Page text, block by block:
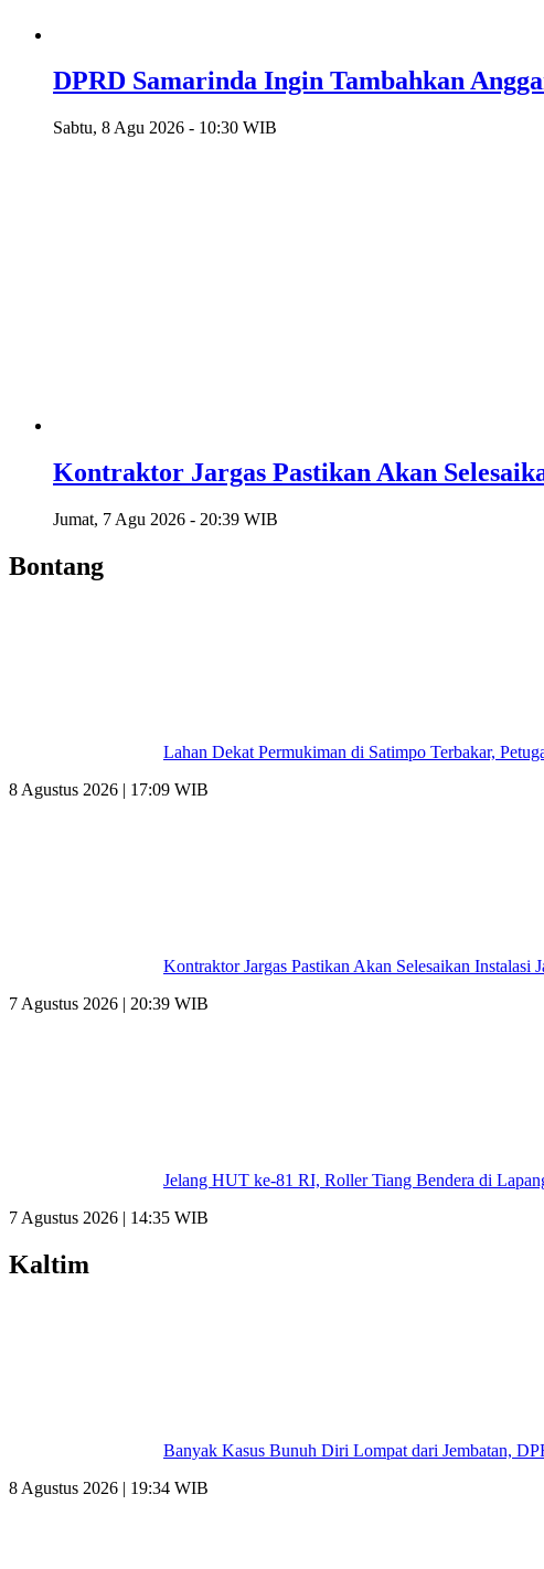
DPRD Samarinda Ingin Tambahkan
Sabtu, 8 Agu 2026 - 10:30 WIB
Kontraktor Jargas Pastikan Akan
Jumat, 7 Agu 2026 - 20:39 WIB
Bontang
Lahan Dekat Permukiman di Satimpo Terbakar,
8 Agustus 2026 | 17:09 WIB
Kontraktor Jargas Pastikan Akan Selesaikan Instalasi
7 Agustus 2026 | 20:39 WIB
Jelang HUT ke-81 RI, Roller Tiang Bendera di
7 Agustus 2026 | 14:35 WIB
Kaltim
Banyak Kasus Bunuh Diri Lompat dari Jembatan,
8 Agustus 2026 | 19:34 WIB